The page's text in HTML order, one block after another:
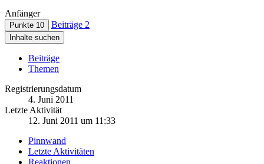
Anfänger
Punkte 10 Beiträge 2
Inhalte suchen
Beiträge
Themen
Registrierungsdatum
4. Juni 2011
Letzte Aktivität
12. Juni 2011 um 11:33
Pinnwand
Letzte Aktivitäten
Reaktionen